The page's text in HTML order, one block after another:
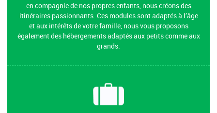
en compagnie de nos propres enfants, nous créons des
itinéraires passionnants. Ces modules sont adaptés à l’âge
et aux intérêts de votre famille, nous vous proposons
également des hébergements adaptés aux petits comme aux
grands.